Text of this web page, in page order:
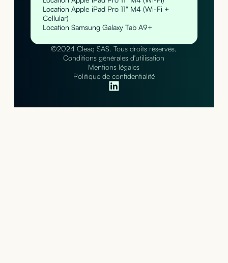
Location Apple iPad Pro 11" M4 (Wi-Fi +
Cellular)
Location Samsung Galaxy Tab A9+
©2024 Cleaq SAS. Tous droits réservés.
Conditions générales d'utilisation
Mentions légales
Politique de confidentialité